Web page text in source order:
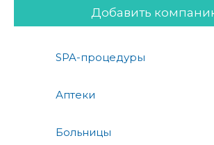
Добавить
SPA-процедуры
Аптеки
Больницы